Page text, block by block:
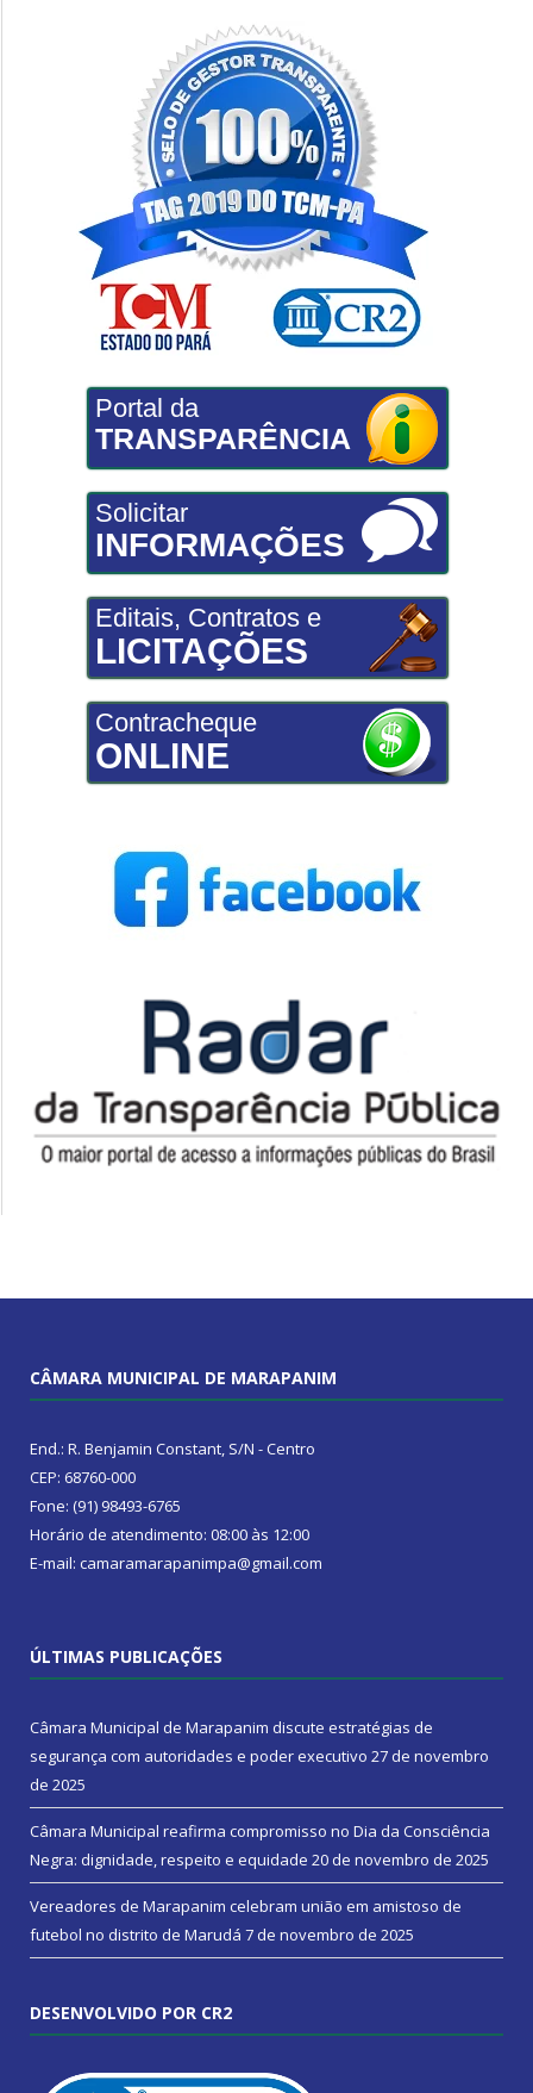
Portal da
TRANSPARÊNCIA
Solicitar
INFORMAÇÕES
Editais, Contratos e
LICITAÇÕES
Contracheque
ONLINE
CÂMARA MUNICIPAL DE MARAPANIM
End.: R. Benjamin Constant, S/N - Centro
CEP: 68760-000
Fone: (91) 98493-6765
Horário de atendimento: 08:00 às 12:00
E-mail: camaramarapanimpa@gmail.com
ÚLTIMAS PUBLICAÇÕES
Câmara Municipal de Marapanim discute estratégias de
segurança com autoridades e poder executivo 27 de novembro
de 2025
Câmara Municipal reafirma compromisso no Dia da Consciência
Negra: dignidade, respeito e equidade 20 de novembro de 2025
Vereadores de Marapanim celebram união em amistoso de
futebol no distrito de Marudá 7 de novembro de 2025
DESENVOLVIDO POR CR2